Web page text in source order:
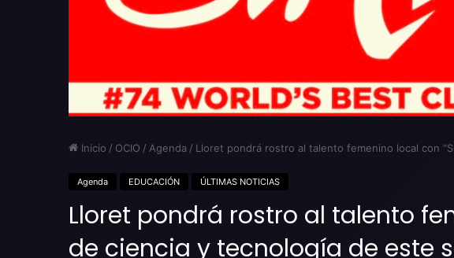
Inicio / OCIO / Agenda / Lloret pondrá rostro al talento femenino local con
Agenda EDUCACIÓN ÚLTIMAS NOTICIAS
Lloret pondrá rostro al talento
de ciencia y tecnología de este